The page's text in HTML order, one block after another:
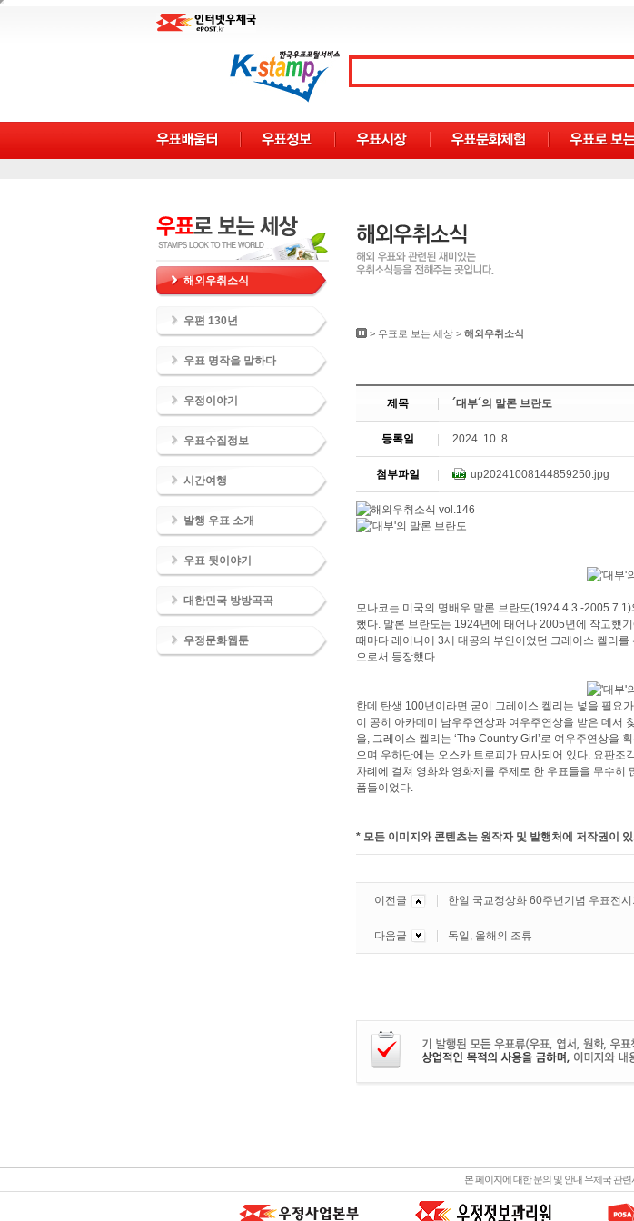
해외우취소식
우편 130년
우표 명작을 말하다
우정이야기
우표수집정보
시간여행
발행 우표 소개
우표 뒷이야기
대한민국 방방곡곡
우정문화웹툰
> 우표로 보는 세상 > 해외우취소식
제목 ´대부´의 말론 브란도
등록일 2024. 10. 8.
첨부파일 up20241008144859250.jpg
모나코는 미국의 명배우 말론 브란도(1924.4.3.-
했다. 말론 브란도는 1924년에 태어나 2005년에 작고했
때마다 레이니에 3세 대공의 부인이었던 그레이스 켈리
으로서 등장했다.
한데 탄생 100년이라면 굳이 그레이스 켈리는 넣을 필요
이 공히 아카데미 남우주연상과 여우주연상을 받은 데서
을, 그레이스 켈리는 ‘The Country Girl’로 여우주연상을
으며 우하단에는 오스카 트로피가 묘사되어 있다. 요판
차례에 걸쳐 영화와 영화제를 주제로 한 우표들을 무수
품들이었다.
* 모든 이미지와 콘텐츠는 원작자 및 발행처에 저작권이
이전글 한일 국교정상화 60주년기념 우표전시
다음글 독일, 올해의 조류
본 페이지에 대한 문의 및 안내 우체국 관